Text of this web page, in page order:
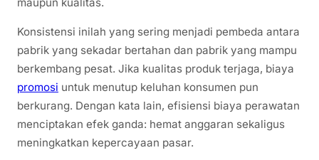
Konsistensi inilah yang sering menjadi pembeda antara
pabrik yang sekadar bertahan dan pabrik yang mampu
berkembang pesat. Jika kualitas produk terjaga, biaya
promosi untuk menutup keluhan konsumen pun
berkurang. Dengan kata lain, efisiensi biaya perawatan
menciptakan efek ganda: hemat anggaran sekaligus
meningkatkan kepercayaan pasar.